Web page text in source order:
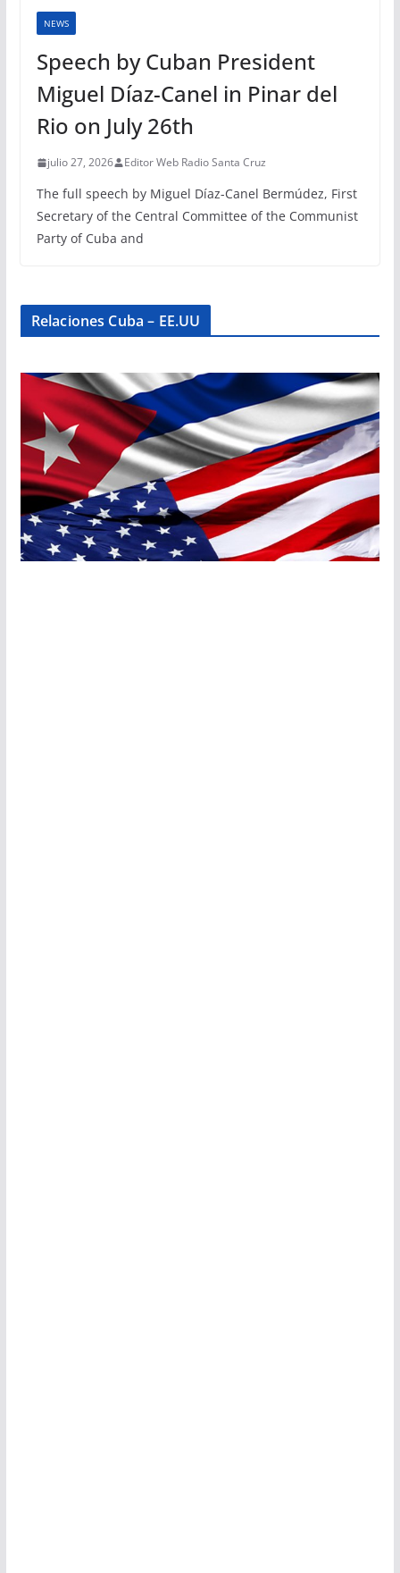
NEWS
Speech by Cuban President
Miguel Díaz-Canel in Pinar del
Rio on July 26th
julio 27, 2026 Editor Web Radio Santa Cruz
The full speech by Miguel Díaz-Canel Bermúdez, First
Secretary of the Central Committee of the Communist
Party of Cuba and
Relaciones Cuba – EE.UU